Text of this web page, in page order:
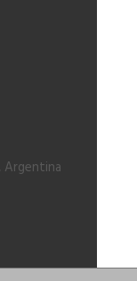
Argentina